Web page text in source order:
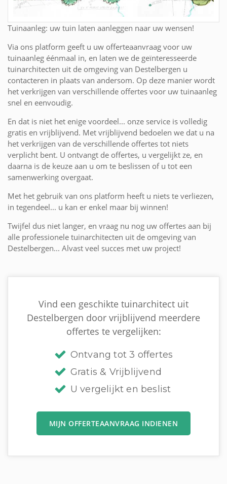
Tuinaanleg: uw tuin laten aanleggen naar uw wensen!
Via ons platform geeft u uw offerteaanvraag voor uw
tuinaanleg éénmaal in, en laten we de geïnteresseerde
tuinarchitecten uit de omgeving van Destelbergen u
contacteren in plaats van andersom. Op deze manier wordt
het verkrijgen van verschillende offertes voor uw tuinaanleg
snel en eenvoudig.
En dat is niet het enige voordeel... onze service is volledig
gratis en vrijblijvend. Met vrijblijvend bedoelen we dat u na
het verkrijgen van de verschillende offertes tot niets
verplicht bent. U ontvangt de offertes, u vergelijkt ze, en
daarna is de keuze aan u om te beslissen of u tot een
samenwerking overgaat.
Met het gebruik van ons platform heeft u niets te verliezen,
in tegendeel... u kan er enkel maar bij winnen!
Twijfel dus niet langer, en vraag nu nog uw offertes aan bij
alle professionele tuinarchitecten uit de omgeving van
Destelbergen... Alvast veel succes met uw project!
Vind een geschikte tuinarchitect uit
Destelbergen door vrijblijvend meerdere
offertes te vergelijken:
Ontvang tot 3 offertes
Gratis & Vrijblijvend
U vergelijkt en beslist
MIJN OFFERTEAANVRAAG INDIENEN